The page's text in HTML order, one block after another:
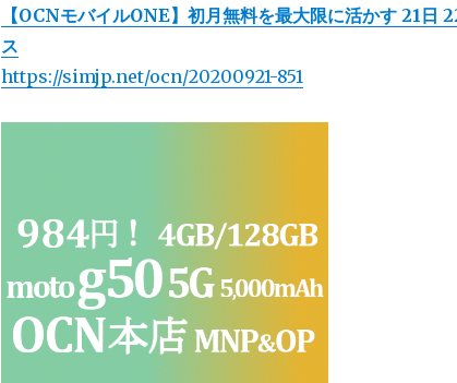
【OCNモバイルONE】初月無料を最大限に活かす 21日
ス
https://simjp.net/ocn/20200921-851